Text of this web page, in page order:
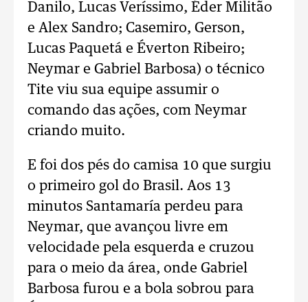
Danilo, Lucas Veríssimo, Éder Militão
e Alex Sandro; Casemiro, Gerson,
Lucas Paquetá e Éverton Ribeiro;
Neymar e Gabriel Barbosa) o técnico
Tite viu sua equipe assumir o
comando das ações, com Neymar
criando muito.
E foi dos pés do camisa 10 que surgiu
o primeiro gol do Brasil. Aos 13
minutos Santamaría perdeu para
Neymar, que avançou livre em
velocidade pela esquerda e cruzou
para o meio da área, onde Gabriel
Barbosa furou e a bola sobrou para